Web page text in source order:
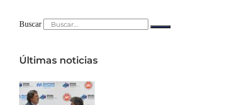
Buscar
Últimas noticias